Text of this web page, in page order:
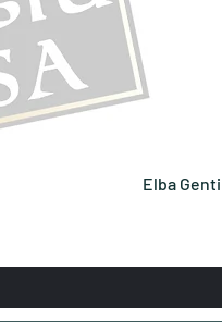
Elba